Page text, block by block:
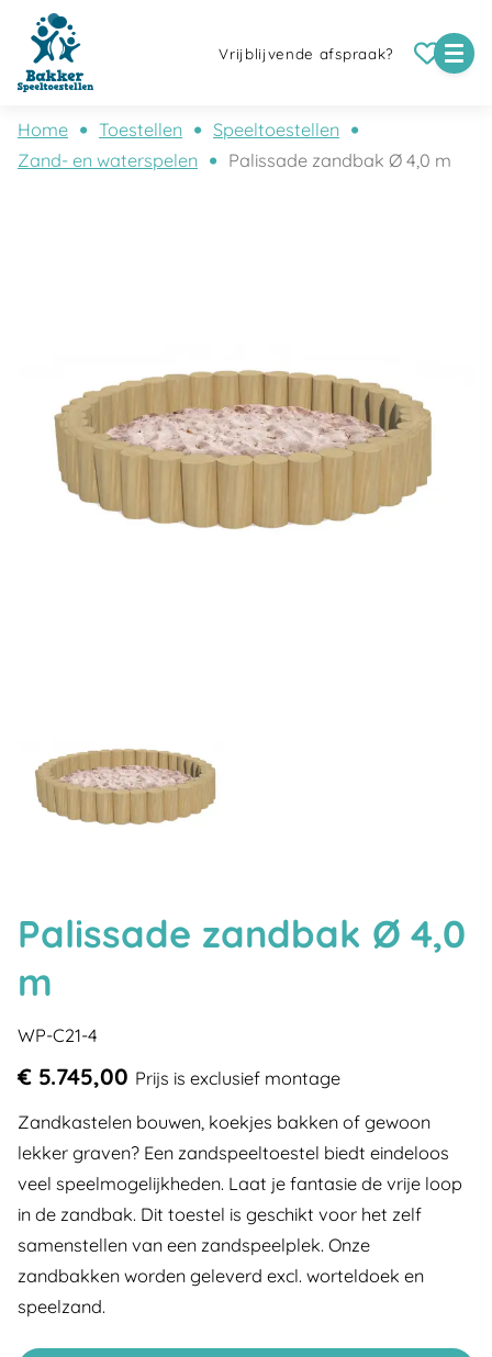
Vrijblijvende afspraak?
Home Toestellen
Speeltoestellen
Zand- en waterspelen
Palissade zandbak Ø 4,0 m
Palissade zandbak Ø 4,0
m
WP-C21-4
€ 5.745,00 Prijs is exclusief montage
Zandkastelen bouwen, koekjes bakken of gewoon
lekker graven? Een zandspeeltoestel biedt eindeloos
veel speelmogelijkheden. Laat je fantasie de vrije loop
in de zandbak. Dit toestel is geschikt voor het zelf
samenstellen van een zandspeelplek. Onze
zandbakken worden geleverd excl. worteldoek en
speelzand.